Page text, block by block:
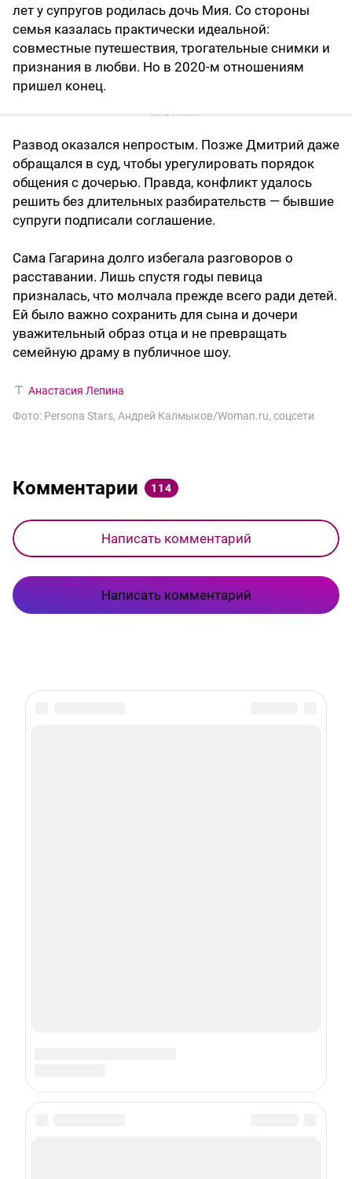
лет у супругов родилась дочь Мия. Со стороны
семья казалась практически идеальной:
совместные путешествия, трогательные снимки и
признания в любви. Но в 2020-м отношениям
пришел конец.
Развод оказался непростым. Позже Дмитрий даже
обращался в суд, чтобы урегулировать порядок
общения с дочерью. Правда, конфликт удалось
решить без длительных разбирательств — бывшие
супруги подписали соглашение.
Сама Гагарина долго избегала разговоров о
расставании. Лишь спустя годы певица
призналась, что молчала прежде всего ради детей.
Ей было важно сохранить для сына и дочери
уважительный образ отца и не превращать
семейную драму в публичное шоу.
Анастасия Лепина
Фото: Persona Stars, Андрей Калмыков/Woman.ru, соцсети
Комментарии 114
Написать комментарий
Написать комментарий